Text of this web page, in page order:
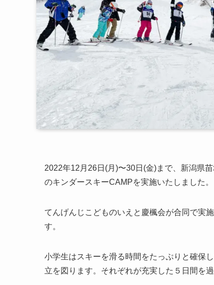
2022年12月26日(月)〜30日(金)まで、新潟県
のキンダースキーCAMPを実施いたしました。
てんげんじこどものいえと慶楓会が合同で実
す。
小学生はスキーを滑る時間をたっぷりと確保
立を図ります。それぞれが充実した５日間を